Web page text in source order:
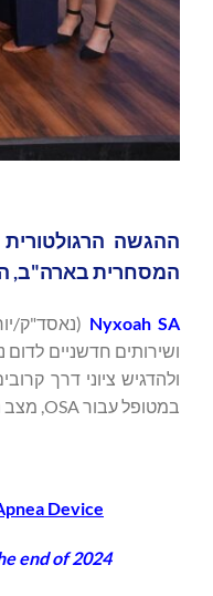
המסחרית בארה"ב, הצפויה בתחילת 2025, במימון מלא
Nyxoah SA
במטופל עבור OSA, מצב הפרעות הנשימה בשינה הנפוץ ביותר בעולם שקשור לסכנת מוות מוגברת ותחלואה נלווית כולל מחלות לב וכלי דם.
Device
end of 2024